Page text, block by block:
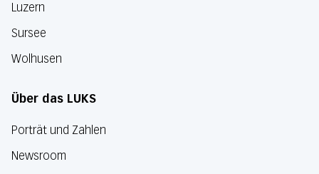
Luzern
Sursee
Wolhusen
Über das LUKS
Porträt und Zahlen
Newsroom